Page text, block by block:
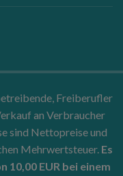
Freiberufler
an Verbraucher
sind Nettopreise und
Mehrwertsteuer. Es
10,00 EUR bei einem